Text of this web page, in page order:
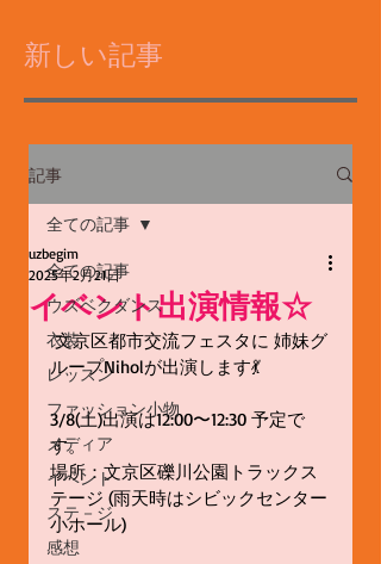
新しい記事
記事
全ての記事
ウズベクダンス
衣装
レッスン
ファッション小物
メディア
イベント
ステ－ジ
感想
全ての記事
イベント出演情報☆
uzbegim
2025年2月21日
文京区都市交流フェスタに 姉妹グ
ループNiholが出演します💃
3/8(土)出演は12:00〜12:30 予定で
す。
場所：文京区礫川公園トラックス
テージ (雨天時はシビックセンター
小ホール)